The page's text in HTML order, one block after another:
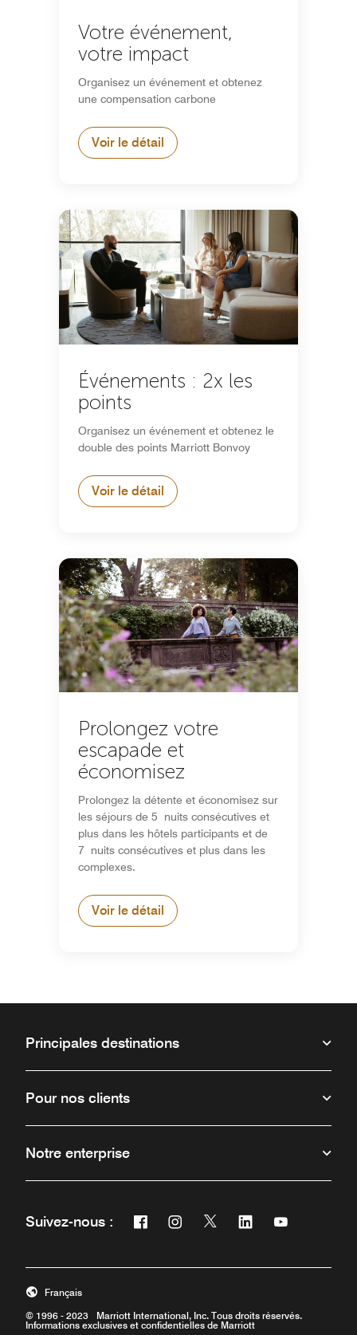
Votre événement,
votre impact
Organisez un événement et obtenez
une compensation carbone
Voir le détail
Événements : 2x les
points
Organisez un événement et obtenez le
double des points Marriott Bonvoy
Voir le détail
Prolongez votre
escapade et
économisez
Prolongez la détente et économisez sur
les séjours de 5 nuits consécutives et
plus dans les hôtels participants et de
7 nuits consécutives et plus dans les
complexes.
Voir le détail
Principales destinations
Pour nos clients
Notre enterprise
Suivez-nous : Facebook
Ouvre une nouvelle fenêtre
Instagram
Ouvre une nouvelle fenêtre
Twitter
Ouvre une nouvelle
Linkedin
Ouvre uneOuvre une
© 1996 - 2023 Marriott International, Inc. Tous droits réservés.
Informations exclusives et confidentielles de Marriott
Français